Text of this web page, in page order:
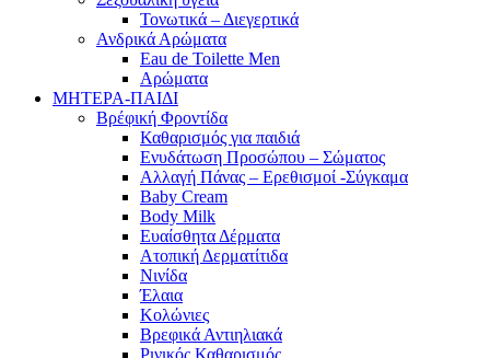
Τονωτικά – Διεγερτικά
Ανδρικά Αρώματα
Eau de Toilette Men
Αρώματα
ΜΗΤΕΡΑ-ΠΑΙΔΙ
Βρέφική Φροντίδα
Καθαρισμός για παιδιά
Ενυδάτωση Προσώπου – Σώματος
Αλλαγή Πάνας – Ερεθισμοί -Σύγκαμα
Baby Cream
Body Milk
Ευαίσθητα Δέρματα
Ατοπική Δερματίτιδα
Νινίδα
Έλαια
Κολώνιες
Βρεφικά Αντιηλιακά